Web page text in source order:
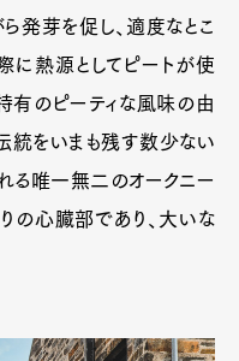
発芽を促し、適度なとこ
に熱源としてピートが使
有のピーティな風味の由
統をいまも残す数少ない
る唯一無二のオークニー
の心臓部であり、大いな